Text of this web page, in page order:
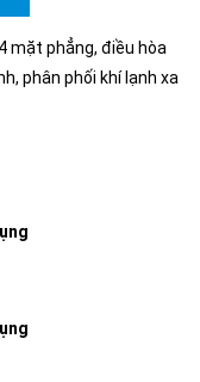
mặt phẳng, điều hòa
phân phối khí lạnh xa